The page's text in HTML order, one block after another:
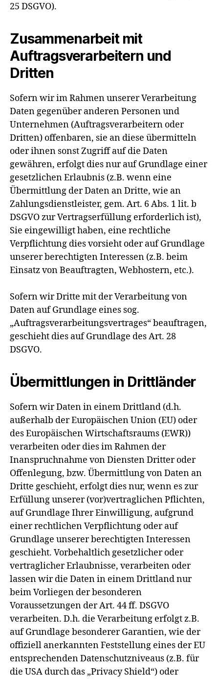
25 DSGVO).
Zusammenarbeit mit
Auftragsverarbeitern und
Dritten
Sofern wir im Rahmen unserer Verarbeitung
Daten gegenüber anderen Personen und
Unternehmen (Auftragsverarbeitern oder
Dritten) offenbaren, sie an diese übermitteln
oder ihnen sonst Zugriff auf die Daten
gewähren, erfolgt dies nur auf Grundlage einer
gesetzlichen Erlaubnis (z.B. wenn eine
Übermittlung der Daten an Dritte, wie an
Zahlungsdienstleister, gem. Art. 6 Abs. 1 lit. b
DSGVO zur Vertragserfüllung erforderlich ist),
Sie eingewilligt haben, eine rechtliche
Verpflichtung dies vorsieht oder auf Grundlage
unserer berechtigten Interessen (z.B. beim
Einsatz von Beauftragten, Webhostern, etc.).
Sofern wir Dritte mit der Verarbeitung von
Daten auf Grundlage eines sog.
„Auftragsverarbeitungsvertrages“ beauftragen,
geschieht dies auf Grundlage des Art. 28
DSGVO.
Übermittlungen in Drittländer
Sofern wir Daten in einem Drittland (d.h.
außerhalb der Europäischen Union (EU) oder
des Europäischen Wirtschaftsraums (EWR))
verarbeiten oder dies im Rahmen der
Inanspruchnahme von Diensten Dritter oder
Offenlegung, bzw. Übermittlung von Daten an
Dritte geschieht, erfolgt dies nur, wenn es zur
Erfüllung unserer (vor)vertraglichen Pflichten,
auf Grundlage Ihrer Einwilligung, aufgrund
einer rechtlichen Verpflichtung oder auf
Grundlage unserer berechtigten Interessen
geschieht. Vorbehaltlich gesetzlicher oder
vertraglicher Erlaubnisse, verarbeiten oder
lassen wir die Daten in einem Drittland nur
beim Vorliegen der besonderen
Voraussetzungen der Art. 44 ff. DSGVO
verarbeiten. D.h. die Verarbeitung erfolgt z.B.
auf Grundlage besonderer Garantien, wie der
offiziell anerkannten Feststellung eines der EU
entsprechenden Datenschutzniveaus (z.B. für
die USA durch das „Privacy Shield“) oder